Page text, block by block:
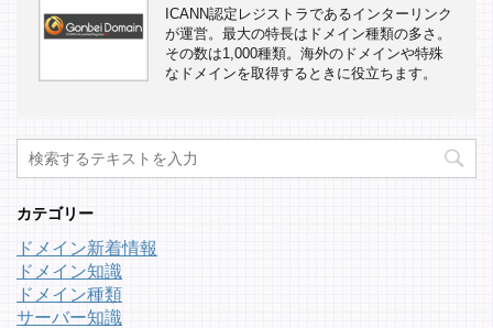
ICANN認定レジストラであるインターリンク
が運営。最大の特長はドメイン種類の多さ。
その数は1,000種類。海外のドメインや特殊
なドメインを取得するときに役立ちます。
カテゴリー
ドメイン新着情報
ドメイン知識
ドメイン種類
サーバー知識